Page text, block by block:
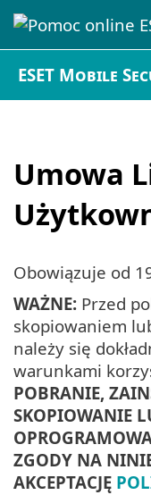
ESET Mobile
Umowa
Obowiązuje od
WAŻNE: Przed
skopiowaniem
należy się
warunkami
POBRANIE,
SKOPIOWANIE
ZGODY NA
AKCEPTACJĘ